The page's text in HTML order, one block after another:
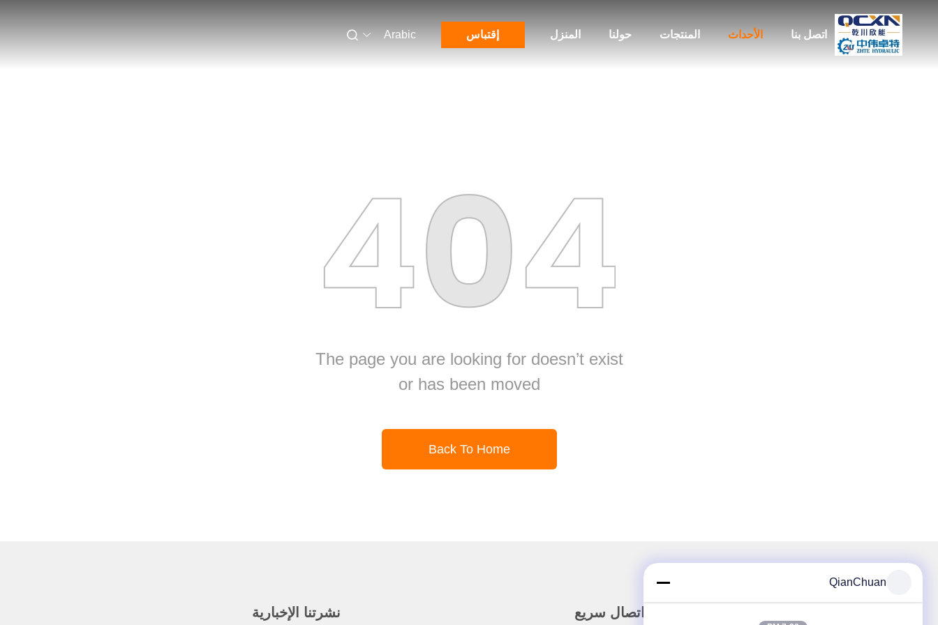
المنزل حولنا المنتجات الأحداث اتصل بنا إقتباس Arabic
The page you are looking for doesn’t exist
or has been moved
Back To Home
اتصال سريع نشرتنا الإخبارية
QianChuan